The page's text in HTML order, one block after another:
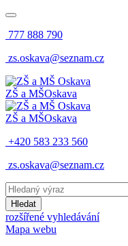
777 888 790
zs.oskava@seznam.cz
ZŠ a MŠOskava
ZŠ a MŠOskava
+420 583 233 560
zs.oskava@seznam.cz
Hledat
rozšířené vyhledávání
Mapa webu